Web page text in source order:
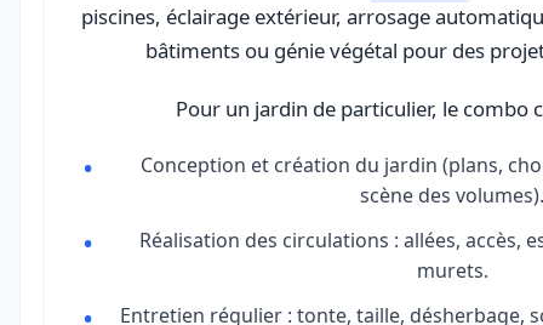
piscines, éclairage extérieur, arrosage
bâtiments ou génie végétal pour des
Pour un jardin de particulier, le combo
Conception et création du jardin (plans,
scène des volumes).
Réalisation des circulations : allées, accès,
murets.
Entretien régulier : tonte, taille, désherbage,